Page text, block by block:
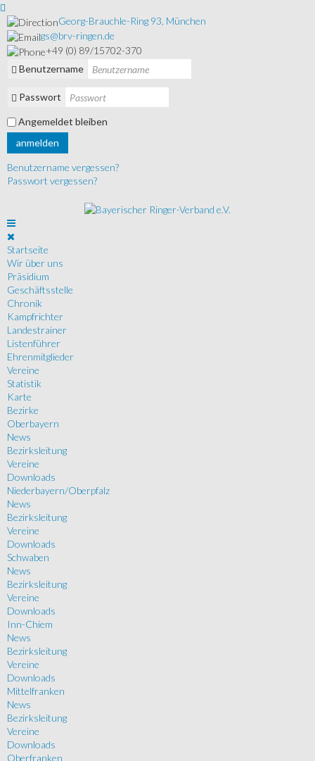
Georg-Brauchle-Ring 93, München
gs@brv-ringen.de
+49 (0) 89/15702-370
Benutzername
Passwort
Angemeldet bleiben
anmelden
Benutzername vergessen?
Passwort vergessen?
Startseite
Wir über uns
Präsidium
Geschäftsstelle
Chronik
Kampfrichter
Landestrainer
Listenführer
Ehrenmitglieder
Vereine
Statistik
Karte
Bezirke
Oberbayern
News
Bezirksleitung
Vereine
Downloads
Niederbayern/Oberpfalz
News
Bezirksleitung
Vereine
Downloads
Schwaben
News
Bezirksleitung
Vereine
Downloads
Inn-Chiem
News
Bezirksleitung
Vereine
Downloads
Mittelfranken
News
Bezirksleitung
Vereine
Downloads
Oberfranken